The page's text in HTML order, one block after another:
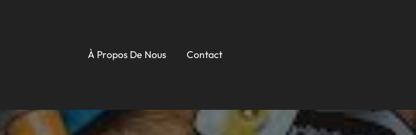
À Propos De Nous Contact